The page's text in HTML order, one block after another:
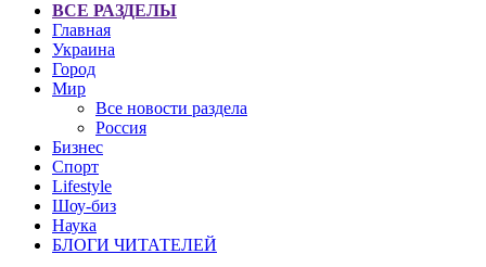
ВСЕ РАЗДЕЛЫ
Главная
Украина
Город
Мир
Все новости раздела
Россия
Бизнес
Спорт
Lifestyle
Шоу-биз
Наука
БЛОГИ ЧИТАТЕЛЕЙ